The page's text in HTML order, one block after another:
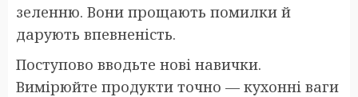
зеленню. Вони прощають помилки й
дарують впевненість.
Поступово вводьте нові навички.
Вимірюйте продукти точно — кухонні ваги